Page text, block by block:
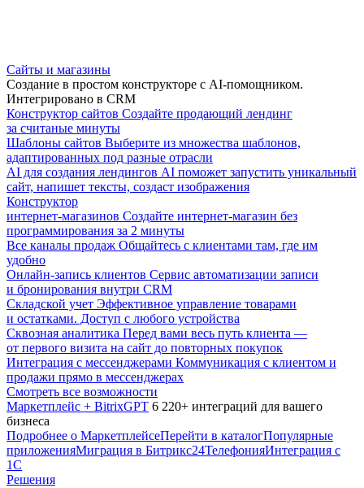
Сайты и магазины
Создание в простом конструкторе с AI-помощником.
Интегрировано в CRM
Конструктор сайтов Создайте продающий лендинг
за считаные минуты
Шаблоны сайтов Выберите из множества шаблонов,
адаптированных под разные отрасли
AI для создания лендингов AI поможет запустить уникальный
сайт, напишет тексты, создаст изображения
Конструктор
интернет-магазинов Создайте интернет-магазин без
программирования за 2 минуты
Все каналы продаж Общайтесь с клиентами там, где им
удобно
Онлайн-запись клиентов Сервис автоматизации записи
и бронирования внутри CRM
Складской учет Эффективное управление товарами
и остатками. Доступ с любого устройства
Сквозная аналитика Перед вами весь путь клиента —
от первого визита на сайт до повторных покупок
Интеграция с мессенджерами Коммуникация с клиентом и
продажи прямо в мессенджерах
Смотреть все возможности
Маркетплейс + BitrixGPT 6 220+ интеграций для вашего
бизнеса
Подробнее о МаркетплейсеПерейти в каталогПопулярные
приложенияМиграция в Битрикс24ТелефонияИнтеграция с
1С
Решения